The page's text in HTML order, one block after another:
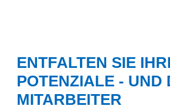
ENTFALTEN SIE
POTENZIALE - UND
MITARBEITER